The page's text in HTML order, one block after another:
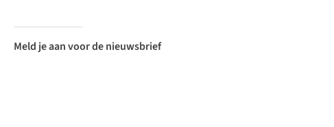
Meld je aan voor de nieuwsbrief